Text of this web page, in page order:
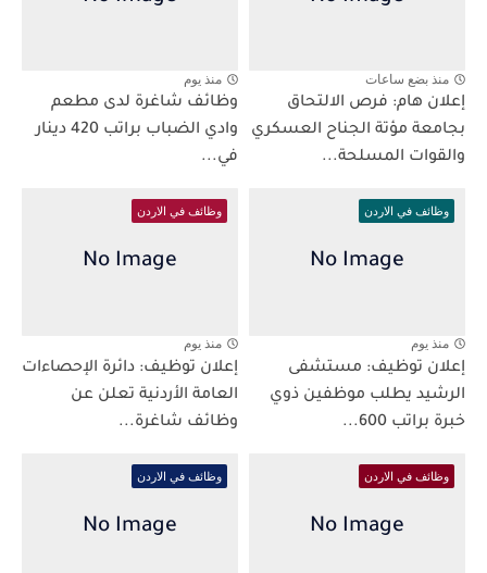
منذ بضع ساعات
إعلان هام: فرص الالتحاق
بجامعة مؤتة الجناح العسكري
والقوات المسلحة...
منذ يوم
وظائف شاغرة لدى مطعم
وادي الضباب براتب 420 دينار
في...
وظائف في الاردن
منذ يوم
إعلان توظيف: مستشفى
الرشيد يطلب موظفين ذوي
خبرة براتب 600...
وظائف في الاردن
منذ يوم
إعلان توظيف: دائرة الإحصاءات
العامة الأردنية تعلن عن
وظائف شاغرة...
وظائف في الاردن وظائف في الاردن